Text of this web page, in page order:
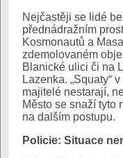
Nejčastěji se lidé
přednádražním
Kosmonautů a
zdemolovaném
Blanické ulici či na
Lazenka. „Squaty“
majitelé nestarají,
Město se snaží tyto
na dalším postupu.
Policie: Situace